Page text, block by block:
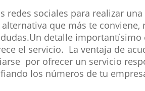
redes sociales para realizar
que más te
detalle
el servicio. La ventaja de
por ofrecer un servicio
los números de tu